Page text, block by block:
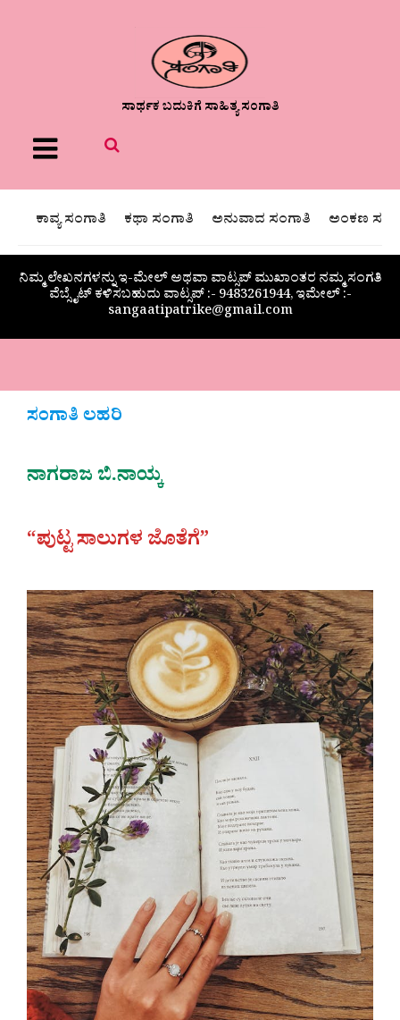
ಸಾರ್ಥಕ ಬದುಕಿಗೆ ಸಾಹಿತ್ಯ ಸಂಗಾತಿ
Menu
ಕಾವ್ಯ ಸಂಗಾತಿ ಕಥಾ ಸಂಗಾತಿ ಅನುವಾದ ಸಂಗಾತಿ ಅಂಕಣ
ನಿಮ್ಮ ಲೇಖನಗಳನ್ನು ಇ-ಮೇಲ್ ಅಥವಾ ವಾಟ್ಸಪ್ ಮುಖಾಂತರ ನಮ್ಮ ಸಂಗತಿ
ವೆಬ್ಸೈಟ್ ಕಳಿಸಬಹುದು ವಾಟ್ಸಪ್‌ :- 9483261944, ಇಮೇಲ್ :-
sangaatipatrike@gmail.com
ಸಂಗಾತಿ ಲಹರಿ
ನಾಗರಾಜ ಬಿ.ನಾಯ್ಕ
“ಪುಟ್ಟ ಸಾಲುಗಳ ಜೊತೆಗೆ”